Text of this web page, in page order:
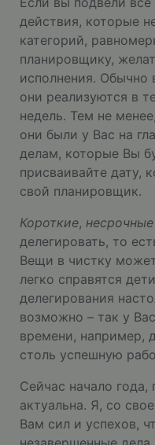
действия, которые
категорий,
планировщику,
исполнения. Обычно
они реализуются в
недель. Тем не
они были у Вас на
делам, которые Вы
присваивайте дату,
свой планировщик.
Короткие,
делегировать, то
Вещи в чистку
легко справятся
делегирования
возможно – так у
времени, например,
столь успешную
Сейчас начало года,
актуальна. Я, со
Вам сил и успехов,